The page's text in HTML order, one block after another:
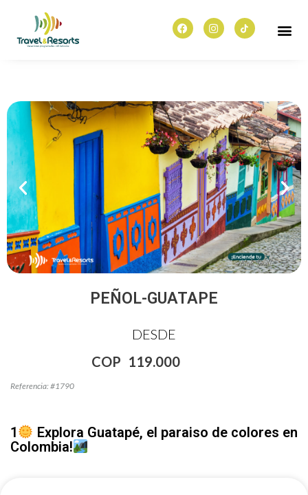
PEÑOL-GUATAPE
DESDE
COP 119.000
Referencia: #1790
1
Explora Guatapé, el paraiso de colores en
Colombia!